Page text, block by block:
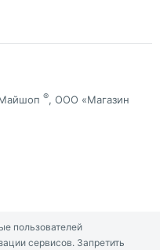
®, ООО «Магазин
пользователей
сервисов. Запретить